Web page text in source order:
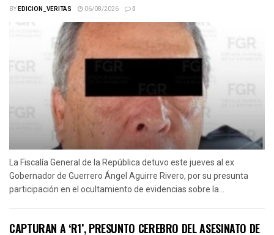
BYEDICION_VERITAS 06/08/2026 0
La Fiscalía General de la República detuvo este jueves al ex
Gobernador de Guerrero Ángel Aguirre Rivero, por su presunta
participación en el ocultamiento de evidencias sobre la...
CAPTURAN A ‘R1’, PRESUNTO CEREBRO DEL ASESINATO DE